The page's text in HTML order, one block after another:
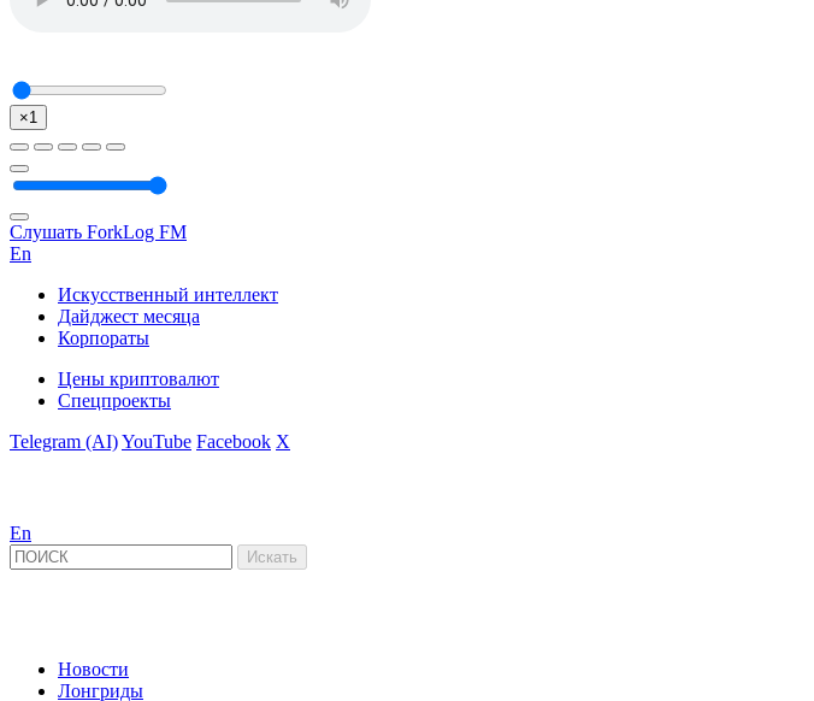
×1
Слушать ForkLog FM
En
Искусственный интеллект
Дайджест месяца
Корпораты
Цены криптовалют
Спецпроекты
Telegram (AI)YouTube Facebook X
En
Новости
Лонгриды